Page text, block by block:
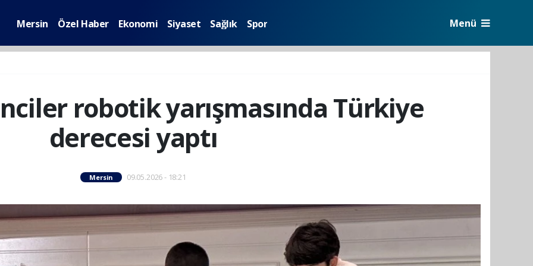
Mersin Özel Haber Ekonomi Siyaset Sağlık Spor Menü
robotik yarışmasında Türkiye
derecesi yaptı
Mersin 09.05.2026 - 18:21